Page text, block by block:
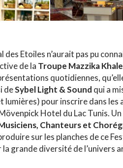
des Etoiles n’aurait pas pu
de la Troupe Mazzika
quotidiennes,
deSybel Light & Sound qui a
lumières) pour inscrire dans les
Hotel du Lac Tunis.
Chanteurs et
sur les planches de ce
grande diversité de l’univers